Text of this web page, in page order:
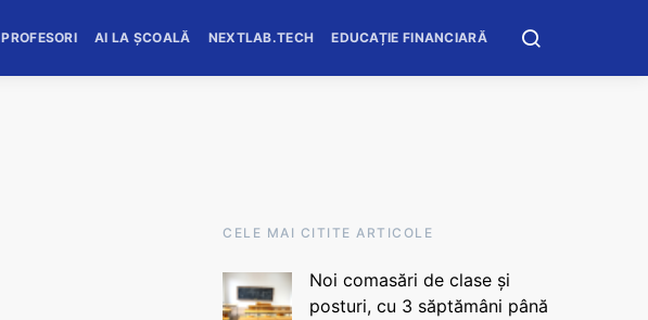
PROFESORI AI LA ȘCOALĂ NEXTLAB.TECH EDUCAȚIE FINANCIARĂ
CELE MAI CITITE ARTICOLE
Noi comasări de clase și
posturi, cu 3 săptămâni până